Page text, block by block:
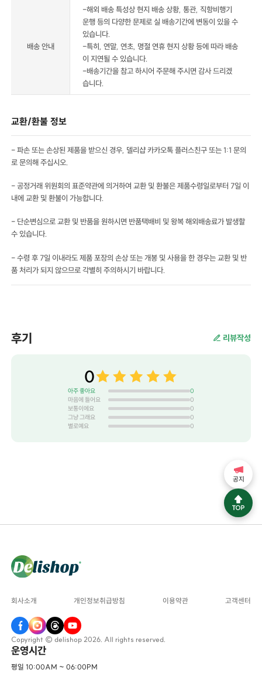
배송 안내
-해외 배송 특성상 현지 배송 상황, 통관, 직항비행기
운행 등의 다양한 문제로 실 배송기간에 변동이 있을 수
있습니다.
-특히, 연말, 연초, 명절 연휴 현지 상황 등에 따라 배송
이 지연될 수 있습니다.
-배송기간을 참고 하시어 주문해 주시면 감사 드리겠
습니다.
교환/환불 정보
- 파손 또는 손상된 제품을 받으신 경우, 델리샵 카카오톡 플러스친구 또는 1:1 문의
로 문의해 주십시오.
- 공정거래 위원회의 표준약관에 의거하여 교환 및 환불은 제품수령일로부터 7일 이
내에 교환 및 환불이 가능합니다.
- 단순변심으로 교환 및 반품을 원하시면 반품택배비 및 왕복 해외배송료가 발생할
수 있습니다.
- 수령 후 7일 이내라도 제품 포장의 손상 또는 개봉 및 사용을 한 경우는 교환 및 반
품 처리가 되지 않으므로 각별히 주의하시기 바랍니다.
후기 리뷰작성
0
아주 좋아요
0
마음에 들어요
0
보통이에요
0
그냥 그래요
0
별로예요
0
회사소개 개인정보취급방침 이용약관 고객센터
Copyright © delishop 2026. All rights reserved.
운영시간
평일 10:00AM ~ 06:00PM
공지